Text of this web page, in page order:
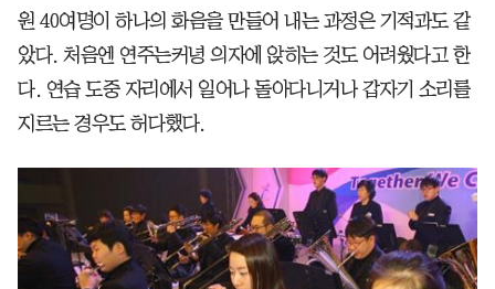
원 40여명이 하나의 화음을 만들어 내는 과정은 기적과도 같
았다. 처음엔 연주는커녕 의자에 앉히는 것도 어려웠다고 한
다. 연습 도중 자리에서 일어나 돌아다니거나 갑자기 소리를
지르는 경우도 허다했다.